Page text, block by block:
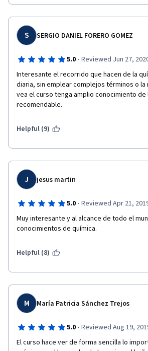
S SERGIO DANIEL FORERO GOMEZ
5.0 · Reviewed Jun 27,
Interesante el recorrido que hacen de la
diaria, sin emplear complejos términos o
vea el curso tenga amplio conocimiento de
recomendable.
Helpful (9)
J jesus martin
5.0 · Reviewed Apr 21,
Muy interesante y al alcance de todo el
conocimientos de química.
Helpful (8)
M María Patricia Sánchez Trejos
5.0 · Reviewed Aug 19,
El curso hace ver de forma sencilla lo